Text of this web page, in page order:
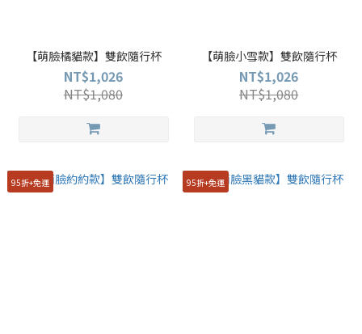
【萌臉橘貓款】雙飲隨行杯
NT$1,026
NT$1,080
【萌臉小雪款】雙飲隨行杯
NT$1,026
NT$1,080
95折+免運 95折+免運